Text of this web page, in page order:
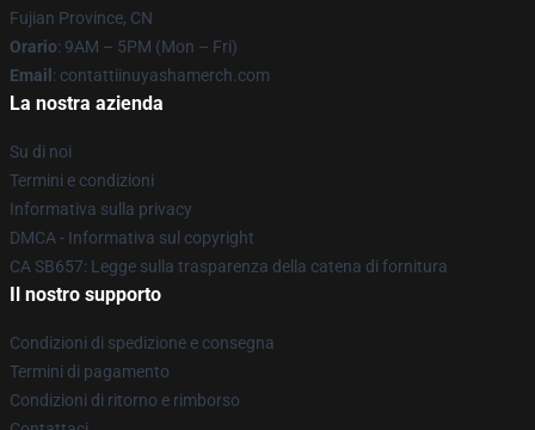
Fujian Province, CN
Orario: 9AM – 5PM (Mon – Fri)
Email : contattiinuyashamerch.com
La nostra azienda
Su di noi
Termini e condizioni
Informativa sulla privacy
DMCA - Informativa sul copyright
CA SB657: Legge sulla trasparenza della catena di fornitura
Il nostro supporto
Condizioni di spedizione e consegna
Termini di pagamento
Condizioni di ritorno e rimborso